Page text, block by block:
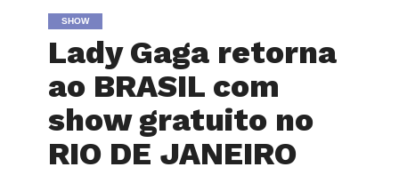
SHOW
Lady Gaga retorna
ao BRASIL com
show gratuito no
RIO DE JANEIRO